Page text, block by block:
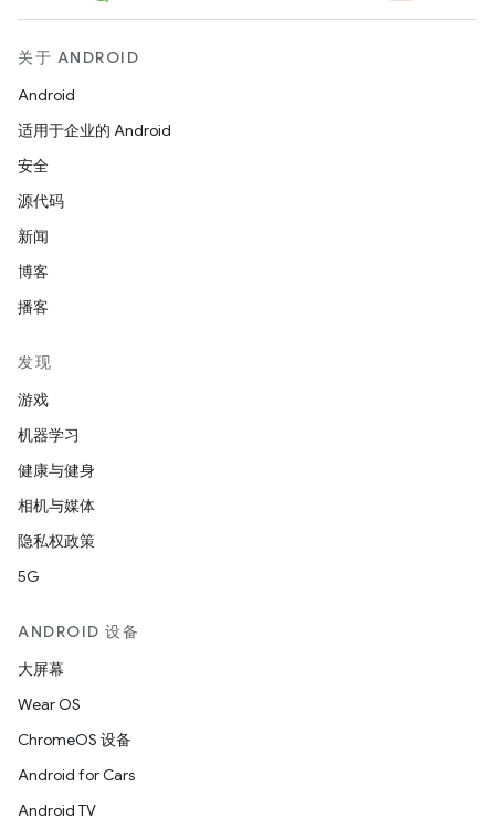
关于 ANDROID
Android
适用于企业的 Android
安全
源代码
新闻
博客
播客
发现
游戏
机器学习
健康与健身
相机与媒体
隐私权政策
5G
ANDROID 设备
大屏幕
Wear OS
ChromeOS 设备
Android for Cars
Android TV